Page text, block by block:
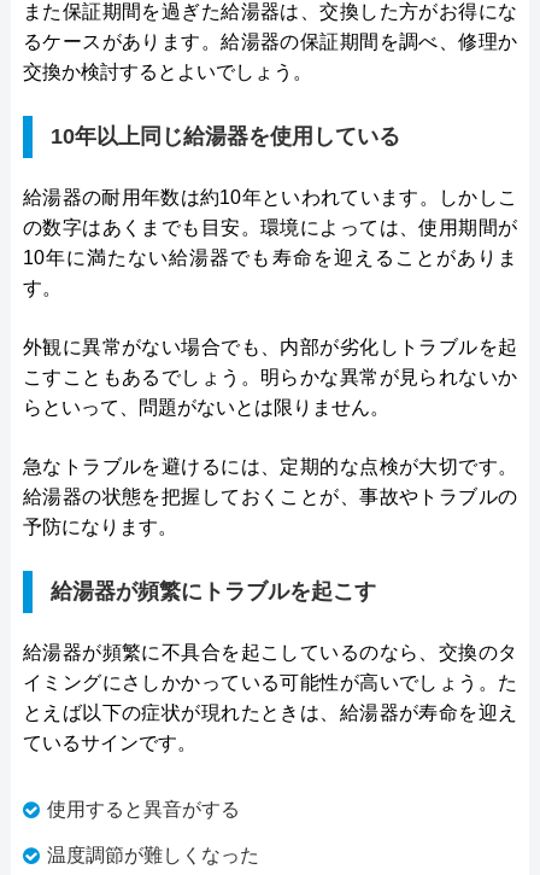
また保証期間を過ぎた給湯器は、交換した方がお得にな
るケースがあります。給湯器の保証期間を調べ、修理か
交換か検討するとよいでしょう。
10年以上同じ給湯器を使用している
給湯器の耐用年数は約10年といわれています。しかしこ
の数字はあくまでも目安。環境によっては、使用期間が
10年に満たない給湯器でも寿命を迎えることがありま
す。
外観に異常がない場合でも、内部が劣化しトラブルを起
こすこともあるでしょう。明らかな異常が見られないか
らといって、問題がないとは限りません。
急なトラブルを避けるには、定期的な点検が大切です。
給湯器の状態を把握しておくことが、事故やトラブルの
予防になります。
給湯器が頻繁にトラブルを起こす
給湯器が頻繁に不具合を起こしているのなら、交換のタ
イミングにさしかかっている可能性が高いでしょう。た
とえば以下の症状が現れたときは、給湯器が寿命を迎え
ているサインです。
使用すると異音がする
温度調節が難しくなった